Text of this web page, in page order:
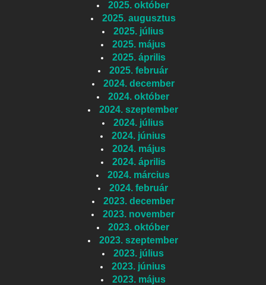
2025. október
2025. augusztus
2025. július
2025. május
2025. április
2025. február
2024. december
2024. október
2024. szeptember
2024. július
2024. június
2024. május
2024. április
2024. március
2024. február
2023. december
2023. november
2023. október
2023. szeptember
2023. július
2023. június
2023. május